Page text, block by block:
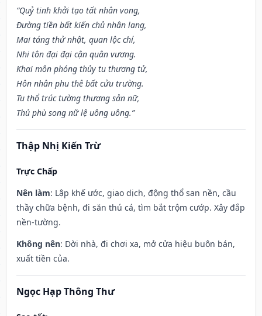
“Quỷ tinh khởi tạo tất nhân vong,
Đường tiền bất kiến chủ nhân lang,
Mai táng thử nhật, quan lộc chí,
Nhi tôn đại đại cận quân vương.
Khai môn phóng thủy tu thương tử,
Hôn nhân phu thê bất cửu trường.
Tu thổ trúc tường thương sản nữ,
Thủ phù song nữ lệ uông uông.”
Thập Nhị Kiến Trừ
Trực Chấp
Nên làm: Lập khế ước, giao dịch, động thổ san nền, cầu
thầy chữa bệnh, đi săn thú cá, tìm bắt trộm cướp. Xây đắp
nền-tường.
Không nên: Dời nhà, đi chơi xa, mở cửa hiệu buôn bán,
xuất tiền của.
Ngọc Hạp Thông Thư